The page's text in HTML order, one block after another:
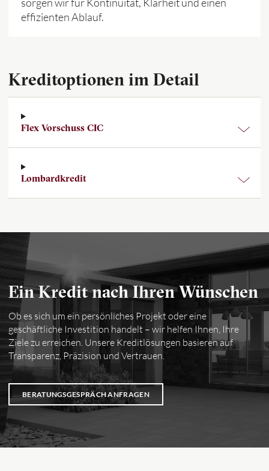
effizienten Ablauf.
Kreditoptionen im Detail
Flex Vorschuss CIC
Lombardkredit
Ein Kredit nach Ihren Wünschen
Ob es sich um ein persönliches Projekt oder eine
geschäftliche Investition handelt – wir helfen Ihnen, Ihre
Ziele zu erreichen. Unsere Kreditlösungen basieren auf
Transparenz, Präzision und Vertrauen.
BERATUNGSGESPRÄCH ANFRAGEN